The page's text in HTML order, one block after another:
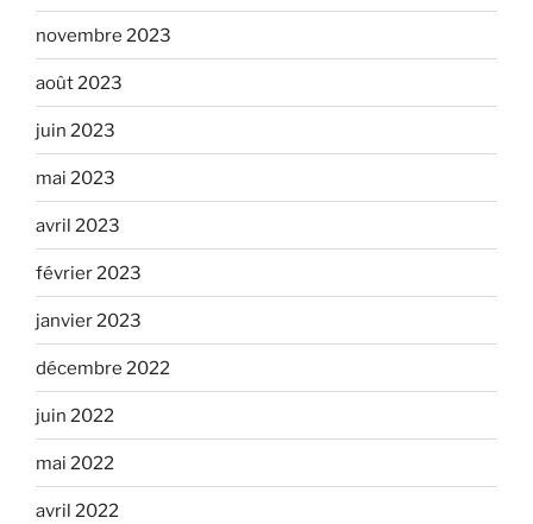
novembre 2023
août 2023
juin 2023
mai 2023
avril 2023
février 2023
janvier 2023
décembre 2022
juin 2022
mai 2022
avril 2022